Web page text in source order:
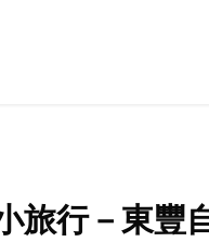
旅行－東豐